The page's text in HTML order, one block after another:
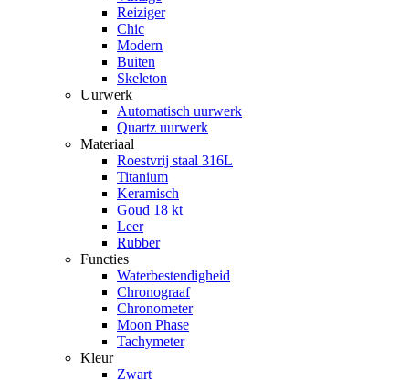
Reiziger
Chic
Modern
Buiten
Skeleton
Uurwerk
Automatisch uurwerk
Quartz uurwerk
Materiaal
Roestvrij staal 316L
Titanium
Keramisch
Goud 18 kt
Leer
Rubber
Functies
Waterbestendigheid
Chronograaf
Chronometer
Moon Phase
Tachymeter
Kleur
Zwart